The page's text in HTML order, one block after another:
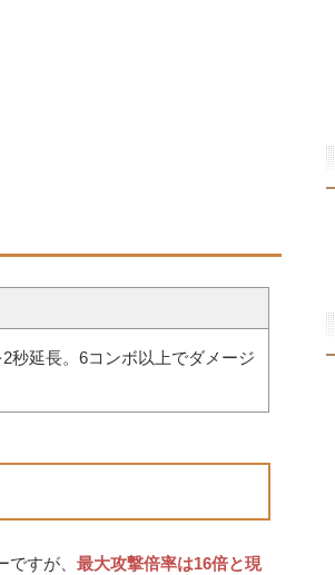
秒延長。6コンボ以上でダメージ
すが、 最大攻撃倍率は16倍と現